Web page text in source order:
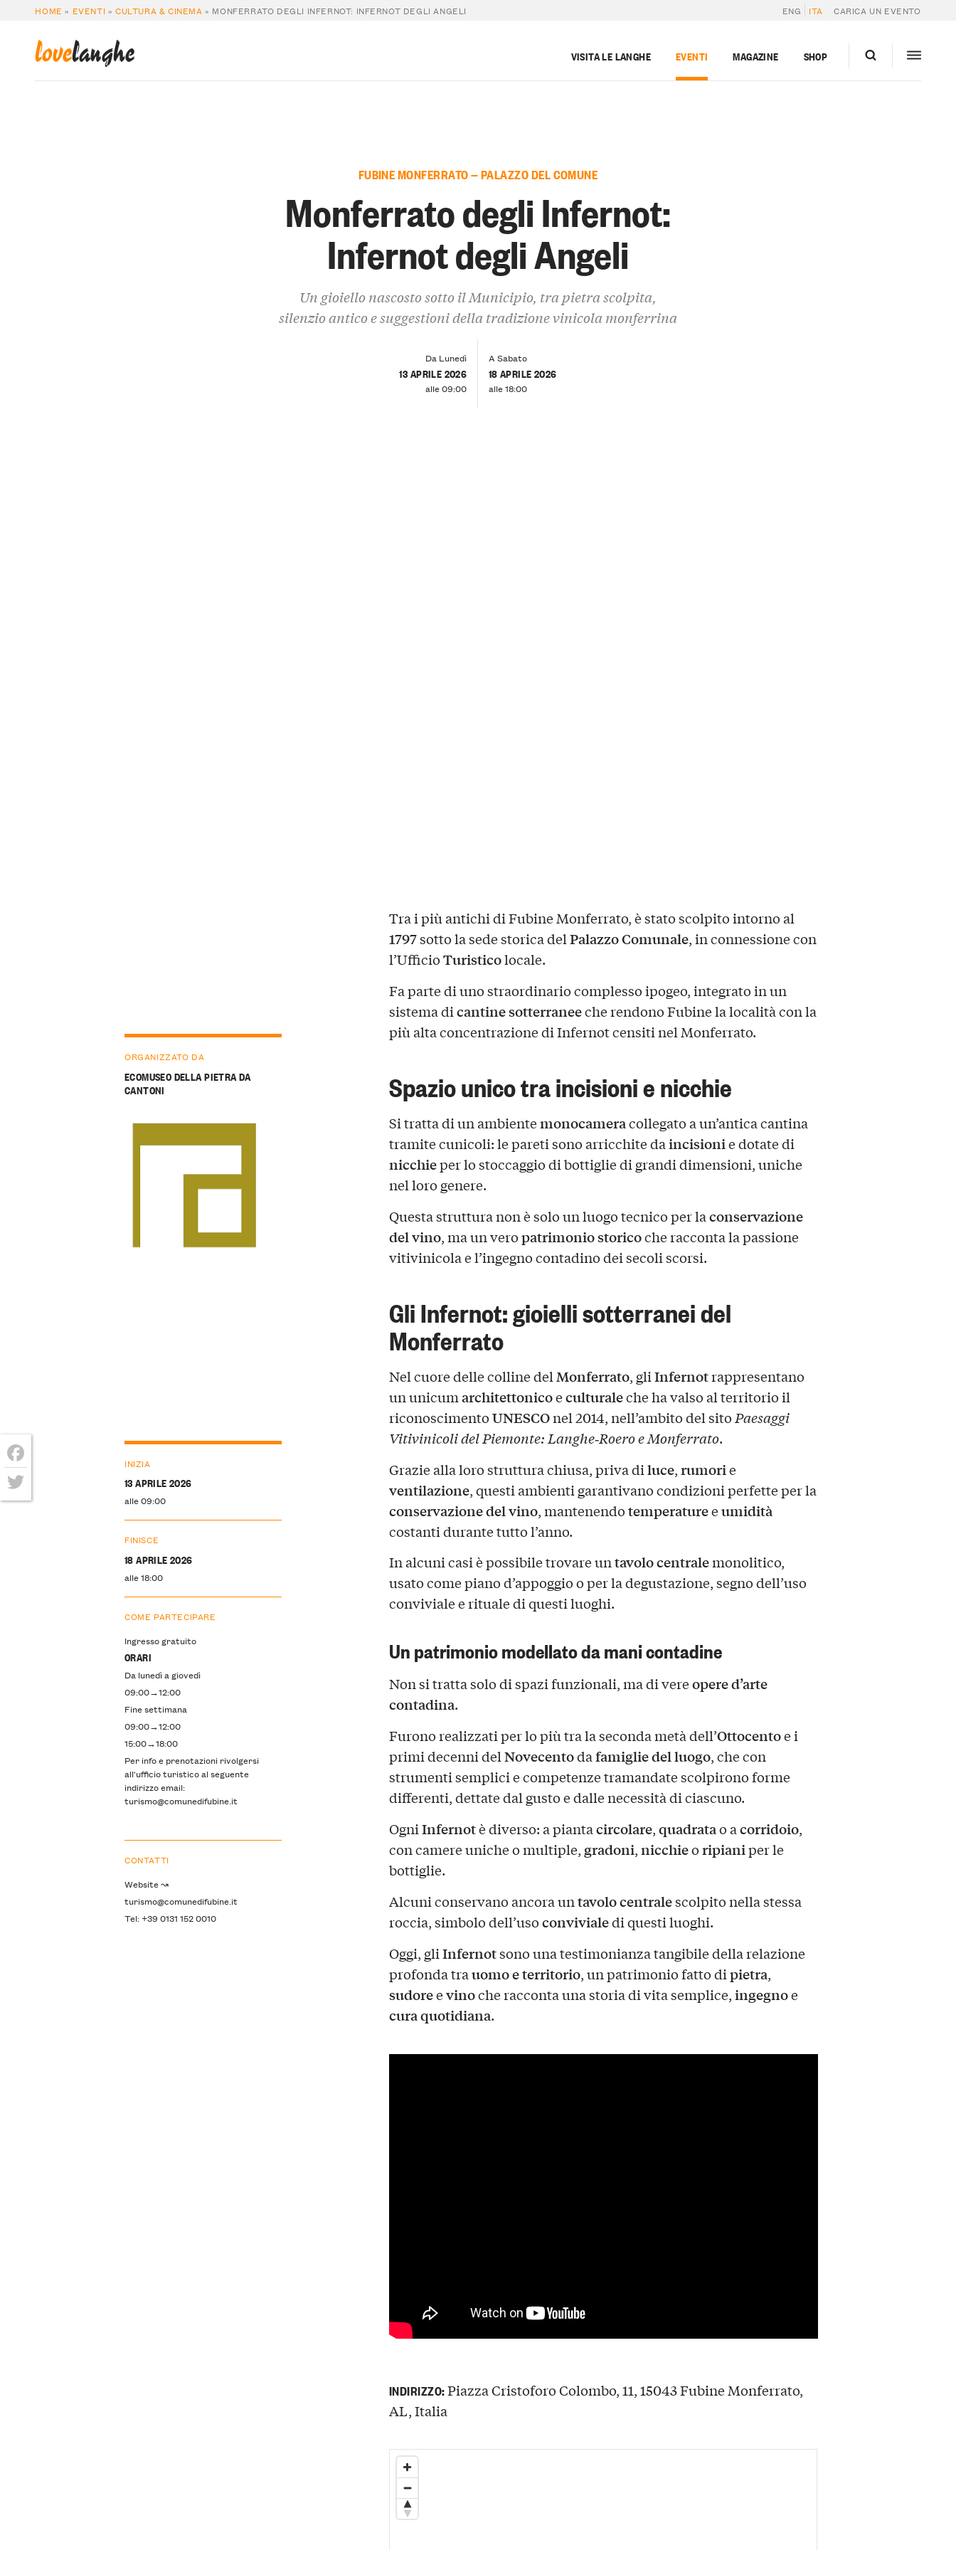
HOME » EVENTI »CULTURA & CINEMA » MONFERRATO DEGLI INFERNOT: INFERNOT DEGLI ANGELI ENG ITA CARICA UN EVENTO
lovelanghe VISITA LE LANGHE EVENTI MAGAZINE SHOP
FUBINE MONFERRATO — PALAZZO DEL COMUNE
Monferrato degli Infernot:
Infernot degli Angeli
Un gioiello nascosto sotto il Municipio, tra pietra scolpita,
silenzio antico e suggestioni della tradizione vinicola monferrina
Da Lunedì
13 APRILE 2026
alle 09:00
A Sabato
18 APRILE 2026
alle 18:00
Tra i più antichi di Fubine Monferrato, è stato scolpito intorno al
1797sotto la sede storica delPalazzo Comunale, in connessione con
l’UfficioTuristicolocale.
Fa parte di uno straordinario complesso ipogeo, integrato in un
sistema dicantine sotterraneeche rendono Fubine la località con la
più alta concentrazione di Infernot censiti nel Monferrato.
Spazio unico tra incisioni e nicchie
Si tratta di un ambientemonocameracollegato a un’antica cantina
tramite cunicoli: le pareti sono arricchite daincisionie dotate di
nicchieper lo stoccaggio di bottiglie di grandi dimensioni, uniche
nel loro genere.
Questa struttura non è solo un luogo tecnico per laconservazione
del vino, ma un veropatrimonio storicoche racconta la passione
vitivinicola e l’ingegno contadino dei secoli scorsi.
Gli Infernot: gioielli sotterranei del
Monferrato
Nel cuore delle colline del Monferrato, gliInfernotrappresentano
un unicumarchitettonicoeculturaleche ha valso al territorio il
riconoscimentoUNESCOnel 2014, nell’ambito del sito Paesaggi
Vitivinicoli del Piemonte: Langhe‑Roero e Monferrato.
Grazie alla loro struttura chiusa, priva diluce,rumorie
ventilazione, questi ambienti garantivano condizioni perfette per la
conservazione del vino, mantenendotemperatureeumidità
costanti durante tutto l’anno.
In alcuni casi è possibile trovare untavolo centralemonolitico,
usato come piano d’appoggio o per la degustazione, segno dell’uso
conviviale e rituale di questi luoghi.
Un patrimonio modellato da mani contadine
Non si tratta solo di spazi funzionali, ma di vereopere d’arte
contadina.
Furono realizzati per lo più tra la seconda metà dell’Ottocentoe i
primi decenni delNovecentodafamiglie del luogo, che con
strumenti semplici e competenze tramandate scolpirono forme
differenti, dettate dal gusto e dalle necessità di ciascuno.
OgniInfernotè diverso: a piantacircolare,quadratao acorridoio,
con camere uniche o multiple, gradoni,nicchieoripianiper le
bottiglie.
Alcuni conservano ancora untavolo centralescolpito nella stessa
roccia, simbolo dell’usoconvivialedi questi luoghi.
Oggi, gliInfernotsono una testimonianza tangibile della relazione
profonda trauomo e territorio, un patrimonio fatto dipietra,
sudoreevinoche racconta una storia di vita semplice,ingegnoe
cura quotidiana.
ORGANIZZATO DA
ECOMUSEO DELLA PIETRA DA
CANTONI
INIZIA
13 APRILE 2026
alle 09:00
FINISCE
18 APRILE 2026
alle 18:00
COME PARTECIPARE
Ingresso gratuito
ORARI
Da lunedì a giovedì
09:00→12:00
Fine settimana
09:00→12:00
15:00→18:00
Per info e prenotazioni rivolgersi
all'ufficio turistico al seguente
indirizzo email:
turismo@comunedifubine.it
CONTATTI
Website ↝
turismo@comunedifubine.it
Tel: +39 0131 152 0010
INDIRIZZO:Piazza Cristoforo Colombo, 11, 15043 Fubine Monferrato,
AL, Italia
Facebook
Twitter